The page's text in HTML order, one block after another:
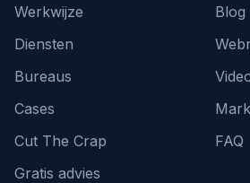
Werkwijze
Diensten
Bureaus
Cases
Cut The Crap
Gratis advies
Blog
FAQ